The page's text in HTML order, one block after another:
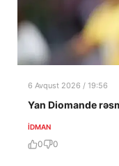
6 Avqust 2026 / 19:56
Yan Diomande
İDMAN
0 0